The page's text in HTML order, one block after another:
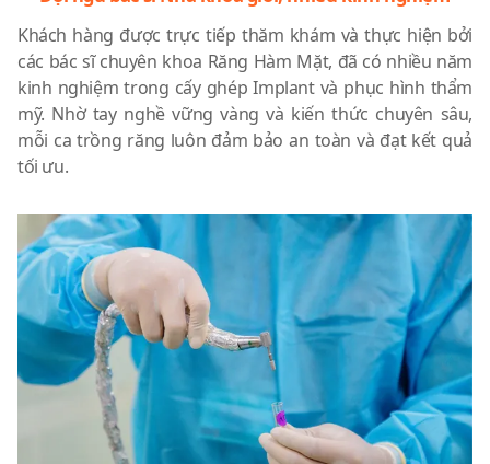
Khách hàng được trực tiếp thăm khám và thực hiện bởi
các bác sĩ chuyên khoa Răng Hàm Mặt, đã có nhiều năm
kinh nghiệm trong cấy ghép Implant và phục hình thẩm
mỹ. Nhờ tay nghề vững vàng và kiến thức chuyên sâu,
mỗi ca trồng răng luôn đảm bảo an toàn và đạt kết quả
tối ưu.